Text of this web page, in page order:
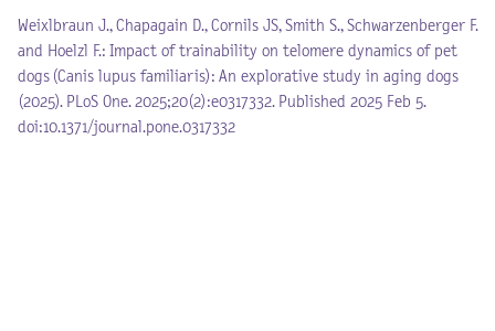
Weixlbraun J., Chapagain D., Cornils JS, Smith S., Schwarzenberger F.
and Hoelzl F.: Impact of trainability on telomere dynamics of pet
dogs (Canis lupus familiaris): An explorative study in aging dogs
(2025). PLoS One. 2025;20(2):e0317332. Published 2025 Feb 5.
doi:10.1371/journal.pone.0317332